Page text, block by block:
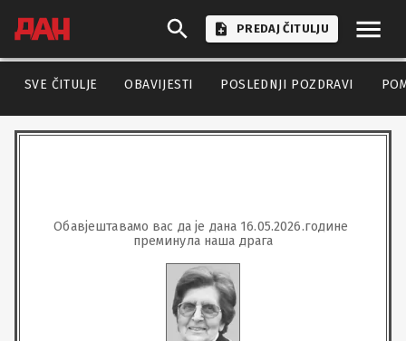
PREDAJ ČITULJU
SVE ČITULJE OBAVIJESTI POSLEDNJI POZDRAVI
Обавјештавамо вас да је дана 16.05.2026.године
преминула наша драга